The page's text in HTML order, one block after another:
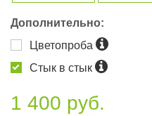
Дополнительно:
Цветопроба
Стык в стык
1 400 руб.